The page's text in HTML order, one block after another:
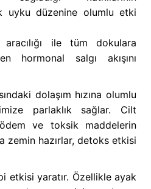
uyku düzenine olumlu etki
aracılığı ile tüm dokulara
hormonal salgı akışını
dolaşım hızına olumlu
parlaklık sağlar. Cilt
ve toksik maddelerin
zemin hazırlar, detoks etkisi
etkisi yaratır. Özellikle ayak